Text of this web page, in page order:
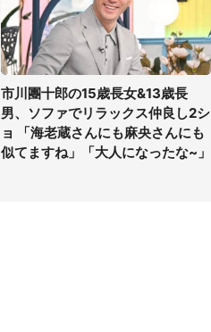
市川團十郎の15歳長女&13歳長
男、ソファでリラックス仲良し2シ
ョ 「海老蔵さんにも麻央さんにも
似てますね」「大人になったな~」